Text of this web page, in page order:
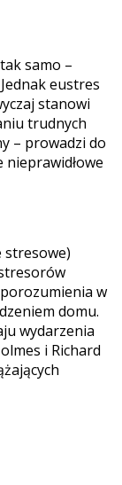
samo –
eustres
stanowi
trudnych
– prowadzi do
stresowe)
w
domu.
wydarzenia
i Richard